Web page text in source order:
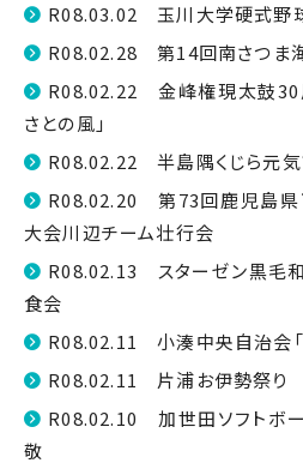
R08.03.02 玉川大学硬式野
R08.02.28 第14回南さつま
R08.02.22 金峰権現太鼓30
さとの風」
R08.02.22 半島隅くじら元
R08.02.20 第73回鹿児島県
大会川辺チーム壮行会
R08.02.13 スターゼン黒毛
食会
R08.02.11 小湊中央自治会「
R08.02.11 片浦お伊勢祭り
R08.02.10 加世田ソフトボ
敬